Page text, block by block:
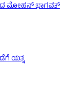
ಮೋಹನ್ ಭಾಗವತ್
ಯತ್ನ